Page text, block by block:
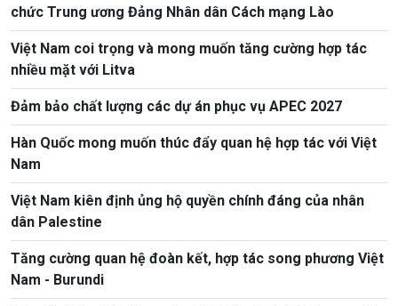
chức Trung ương Đảng Nhân dân Cách mạng Lào
Việt Nam coi trọng và mong muốn tăng cường hợp tác
nhiều mặt với Litva
Đảm bảo chất lượng các dự án phục vụ APEC 2027
Hàn Quốc mong muốn thúc đẩy quan hệ hợp tác với Việt
Nam
Việt Nam kiên định ủng hộ quyền chính đáng của nhân
dân Palestine
Tăng cường quan hệ đoàn kết, hợp tác song phương Việt
Nam - Burundi